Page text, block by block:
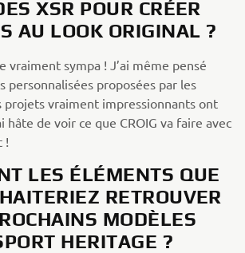
XSR POUR CRÉER
AU LOOK ORIGINAL ?
vraiment sympa ! J’ai même pensé
personnalisées proposées par les
projets vraiment impressionnants ont
hâte de voir ce que CROIG va faire avec
!
LES ÉLÉMENTS QUE
RETROUVER
MODÈLES
HERITAGE ?